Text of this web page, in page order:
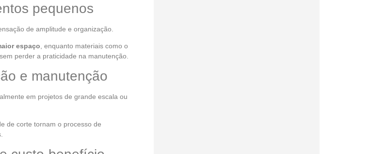
pequenos
de amplitude e organização.
espaço , enquanto materiais como o
perder a praticidade na manutenção.
e manutenção
em projetos de grande escala ou
de corte tornam o processo de